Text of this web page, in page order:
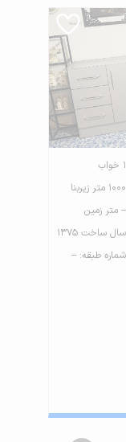
1 خواب
1000 متر زیربنا
-- متر زمین
سال ساخت 1375
شماره طبقه: --